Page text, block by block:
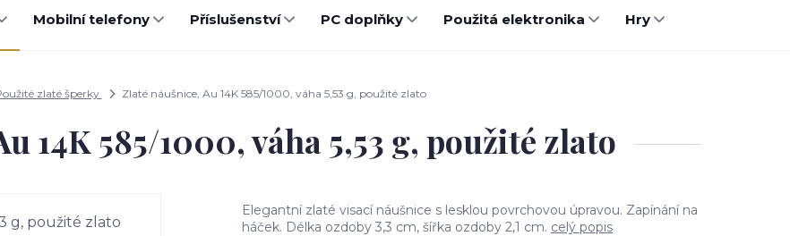
Mobilní telefony Příslušenství PC doplňky Použitá elektronika Hry
zlaté šperky Zlaté náušnice, Au 14K 585/1000, váha 5,53 g, použité zlato
14K 585/1000, váha 5,53 g, použité zlato
Elegantní zlaté visací náušnice s lesklou povrchovou úpravou. Zapínání na
háček. Délka ozdoby 3,3 cm, šířka ozdoby 2,1 cm. celý popis